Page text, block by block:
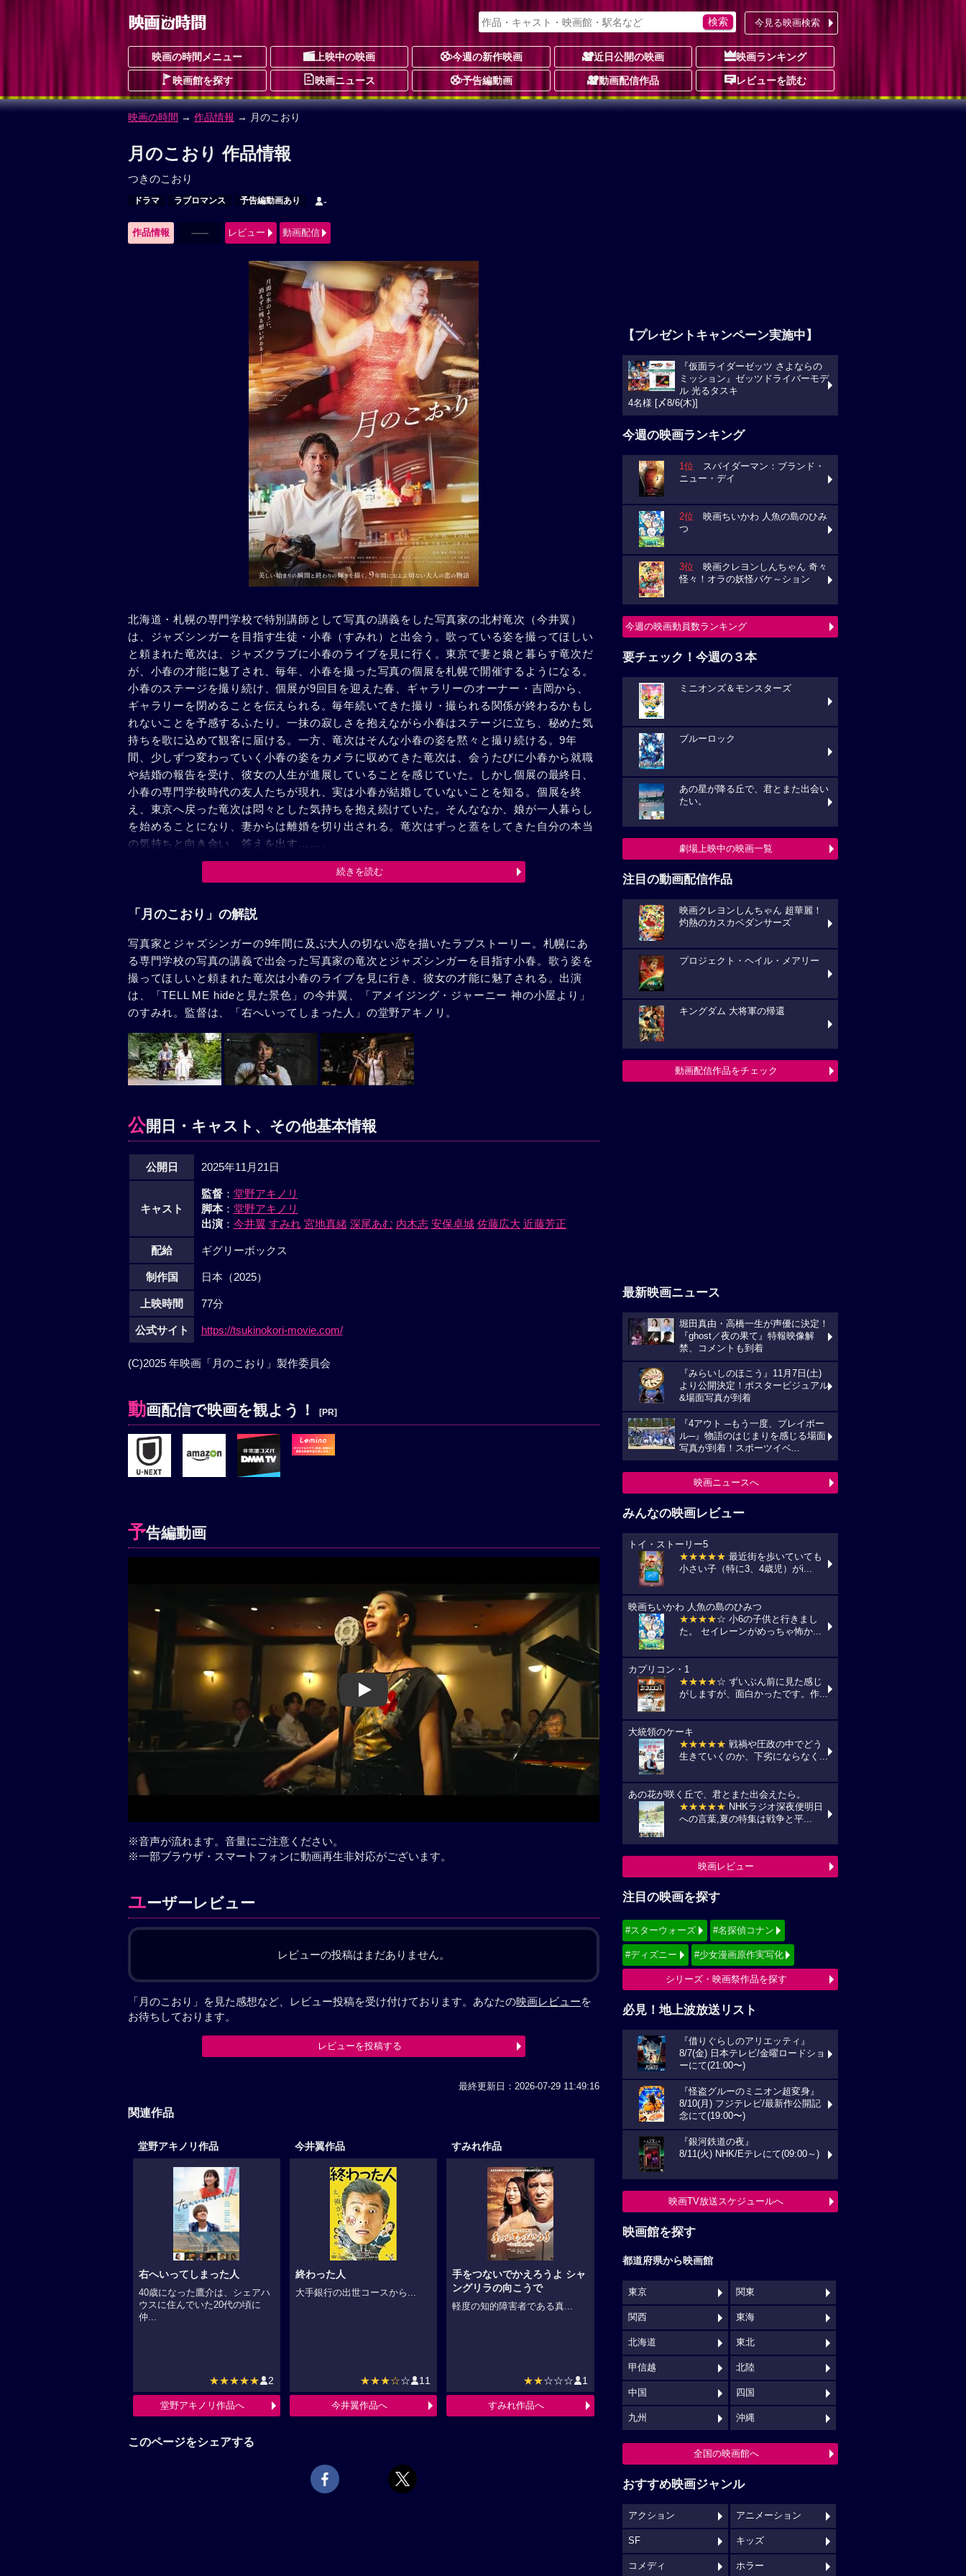
今見る映画検索
映画の時間メニュー 上映中の映画 今週の新作映画 近日公開の映画 映画ランキング
映画館を探す 映画ニュース 予告編動画 動画配信作品 レビューを読む
映画の時間 → 作品情報 → 月のこおり
月のこおり 作品情報
つきのこおり
ドラマ ラブロマンス 予告編動画あり -
作品情報 ------ レビュー 動画配信
北海道・札幌の専門学校で特別講師として写真の講義をした写真家の北村竜次（今井翼）
は、ジャズシンガーを目指す生徒・小春（すみれ）と出会う。歌っている姿を撮ってほしい
と頼まれた竜次は、ジャズクラブに小春のライブを見に行く。東京で妻と娘と暮らす竜次だ
が、小春の才能に魅了され、毎年、小春を撮った写真の個展を札幌で開催するようになる。
小春のステージを撮り続け、個展が9回目を迎えた春、ギャラリーのオーナー・吉岡から、
ギャラリーを閉めることを伝えられる。毎年続いてきた撮り・撮られる関係が終わるかもし
れないことを予感するふたり。一抹の寂しさを抱えながら小春はステージに立ち、秘めた気
持ちを歌に込めて観客に届ける。一方、竜次はそんな小春の姿を黙々と撮り続ける。9年
間、少しずつ変わっていく小春の姿をカメラに収めてきた竜次は、会うたびに小春から就職
や結婚の報告を受け、彼女の人生が進展していることを感じていた。しかし個展の最終日、
小春の専門学校時代の友人たちが現れ、実は小春が結婚していないことを知る。個展を終
え、東京へ戻った竜次は悶々とした気持ちを抱え続けていた。そんななか、娘が一人暮らし
を始めることになり、妻からは離婚を切り出される。竜次はずっと蓋をしてきた自分の本当
の気持ちと向き合い、答えを出す……。
続きを読む
「月のこおり」の解説
写真家とジャズシンガーの9年間に及ぶ大人の切ない恋を描いたラブストーリー。札幌にあ
る専門学校の写真の講義で出会った写真家の竜次とジャズシンガーを目指す小春。歌う姿を
撮ってほしいと頼まれた竜次は小春のライブを見に行き、彼女の才能に魅了される。出演
は、「TELL ME hideと見た景色」の今井翼、「アメイジング・ジャーニー 神の小屋より」
のすみれ。監督は、「右へいってしまった人」の堂野アキノリ。
公開日・キャスト、その他基本情報
公開日 2025年11月21日
キャスト
監督： 堂野アキノリ
脚本： 堂野アキノリ
出演： 今井翼 すみれ 宮地真緒 深尾あむ 内木志 安保卓城 佐藤広大 近藤芳正
配給 ギグリーボックス
制作国 日本（2025）
上映時間 77分
公式サイト https://tsukinokori-movie.com/
(C)2025 年映画「月のこおり」製作委員会
動画配信で映画を観よう！ [PR]
予告編動画
Play
※音声が流れます。音量にご注意ください。
※一部ブラウザ・スマートフォンに動画再生非対応がございます。
ユーザーレビュー
レビューの投稿はまだありません。
「月のこおり」を見た感想など、レビュー投稿を受け付けております。あなたの映画レビューを
お待ちしております。
レビューを投稿する
最終更新日：2026-07-29 11:49:16
関連作品
堂野アキノリ作品
右へいってしまった人
40歳になった鷹介は、シェアハ
ウスに住んでいた20代の頃に
仲...
★★★★★ 2
堂野アキノリ作品へ
今井翼作品
終わった人
大手銀行の出世コースから...
★★★☆☆ 11
今井翼作品へ
すみれ作品
手をつないでかえろうよ シャ
ングリラの向こうで
軽度の知的障害者である真...
★★☆☆☆ 1
すみれ作品へ
このページをシェアする
【プレゼントキャンペーン実施中】
『仮面ライダーゼッツ さよならの
ミッション』ゼッツドライバーモデ
ル 光るタスキ
4名様 [〆8/6(木)]
今週の映画ランキング
1位 スパイダーマン：ブランド・
ニュー・デイ
2位 映画ちいかわ 人魚の島のひみ
つ
3位 映画クレヨンしんちゃん 奇々
怪々！オラの妖怪バケ～ション
今週の映画動員数ランキング
要チェック！今週の３本
ミニオンズ＆モンスターズ
ブルーロック
あの星が降る丘で、君とまた出会い
たい。
劇場上映中の映画一覧
注目の動画配信作品
映画クレヨンしんちゃん 超華麗！
灼熱のカスカベダンサーズ
プロジェクト・ヘイル・メアリー
キングダム 大将軍の帰還
動画配信作品をチェック
最新映画ニュース
堀田真由・高橋一生が声優に決定！
『ghost／夜の果て』特報映像解
禁、コメントも到着
『みらいしのほこう』11月7日(土)
より公開決定！ポスタービジュアル
&場面写真が到着
『4アウト ─もう一度、プレイボー
ル─』物語のはじまりを感じる場面
写真が到着！スポーツイベ...
映画ニュースへ
みんなの映画レビュー
トイ・ストーリー5
★★★★★ 最近街を歩いていても
小さい子（特に3、4歳児）がi...
映画ちいかわ 人魚の島のひみつ
★★★★☆ 小6の子供と行きまし
た。 セイレーンがめっちゃ怖か...
カプリコン・1
★★★★☆ ずいぶん前に見た感じ
がしますが、面白かったです。作...
大統領のケーキ
★★★★★ 戦禍や圧政の中でどう
生きていくのか、下劣にならなく...
あの花が咲く丘で、君とまた出会えたら。
★★★★★ NHKラジオ深夜便明日
への言葉,夏の特集は戦争と平...
映画レビュー
注目の映画を探す
#スターウォーズ #名探偵コナン
#ディズニー #少女漫画原作実写化
シリーズ・映画祭作品を探す
必見！地上波放送リスト
『借りぐらしのアリエッティ』
8/7(金) 日本テレビ/金曜ロードショ
ーにて(21:00〜)
『怪盗グルーのミニオン超変身』
8/10(月) フジテレビ/最新作公開記
念にて(19:00〜)
『銀河鉄道の夜』
8/11(火) NHK/Eテレにて(09:00～)
映画TV放送スケジュールへ
映画館を探す
都道府県から映画館
東京 関東
関西 東海
北海道 東北
甲信越 北陸
中国 四国
九州 沖縄
全国の映画館へ
おすすめ映画ジャンル
アクション アニメーション
SF キッズ
コメディ ホラー